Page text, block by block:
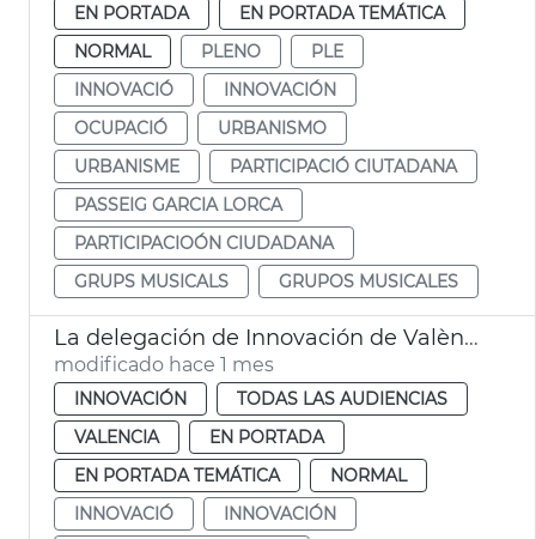
EN PORTADA
EN PORTADA TEMÁTICA
NORMAL
PLENO
PLE
INNOVACIÓ
INNOVACIÓN
OCUPACIÓ
URBANISMO
URBANISME
PARTICIPACIÓ CIUTADANA
PASSEIG GARCIA LORCA
PARTICIPACIOÓN CIUDADANA
GRUPS MUSICALS
GRUPOS MUSICALES
La delegación de Innovación de València se reúne en Silicon Valley
modificado hace 1 mes
INNOVACIÓN
TODAS LAS AUDIENCIAS
VALENCIA
EN PORTADA
EN PORTADA TEMÁTICA
NORMAL
INNOVACIÓ
INNOVACIÓN